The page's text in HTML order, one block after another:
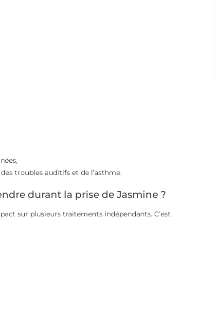
troubles auditifs et de l’asthme.
durant la prise de Jasmine ?
sur plusieurs traitements indépendants. C’est